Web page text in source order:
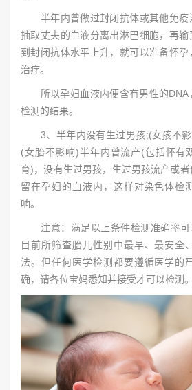
半年内曾做过封闭抗体或其他免疫
抽取丈夫的血液分离出淋巴细胞，再
到封闭抗体水平上升，就可以准备怀
治疗。
所以孕妇血液内便含有男性的DNA
检测的结果。
3、半年内没有生过男孩;(女孩不影
(女胎不影响)半年内曾流产(包括怀有
育)，没有生过男孩，生过男孩流产或
留在孕妇的血液内，这样对染色体检
响。
注意：满足以上条件检测准确率可
目前所筛查胎儿性别中最早、最安全
法。但任何医学检测都要遵循医学的
确，请各位宝妈悉知并接受才可以检测。